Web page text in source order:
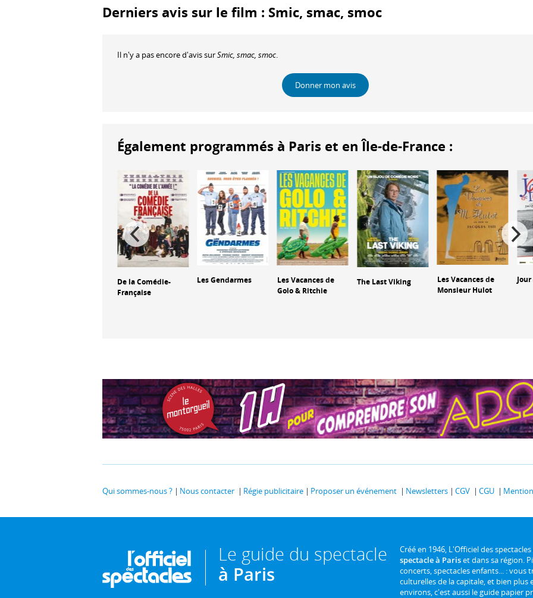
Derniers avis sur le film : Smic, smac, smoc
Il n'y a pas encore d'avis surSmic, smac, smoc.
Donner mon avis
Également programmés à Paris et en Île-de-France :
De la Comédie-
Française
Les Gendarmes
Les Vacances de
Golo & Ritchie
The Last Viking
Les Vacances de
Monsieur Hulot
Jour
Qui sommes-nous ? Nous contacter Régie publicitaire Proposer un événement Newsletters CGV CGU
Le guide du spectacle
à Paris
Créé en 1946, L'Officiel des
spectacle à Pariset dans sa région.
concerts, spectacles enfants... :
culturelles de la capitale, et bien plus
environs, c'est aussi le guide papier